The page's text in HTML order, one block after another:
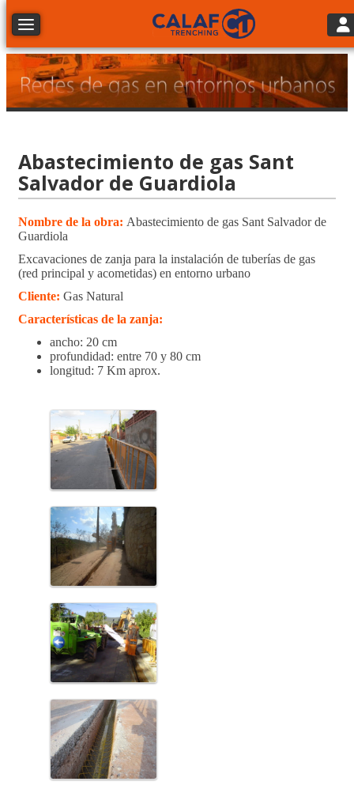
Toggle navigation
Abastecimiento de gas Sant
Salvador de Guardiola
Nombre de la obra: Abastecimiento de gas Sant Salvador de
Guardiola
Excavaciones de zanja para la instalación de tuberías de gas
(red principal y acometidas) en entorno urbano
Cliente: Gas Natural
Características de la zanja:
ancho: 20 cm
profundidad: entre 70 y 80 cm
longitud: 7 Km aprox.